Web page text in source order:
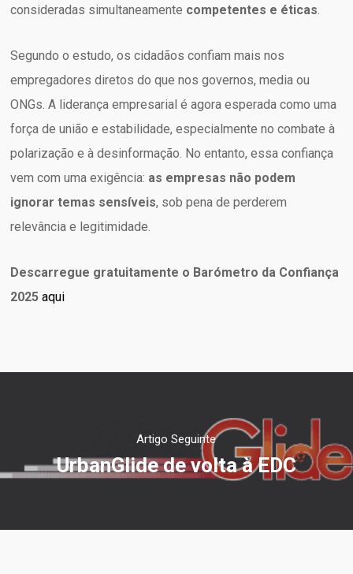
consideradas simultaneamente competentes e éticas.
Segundo o estudo, os cidadãos confiam mais nos
empregadores diretos do que nos governos, media ou
ONGs. A liderança empresarial é agora esperada como uma
força de união e estabilidade, especialmente no combate à
polarização e à desinformação. No entanto, essa confiança
vem com uma exigência: as empresas não podem
ignorar temas sensíveis, sob pena de perderem
relevância e legitimidade.
Descarregue gratuitamente o Barómetro da Confiança
2025 aqui
Artigo Seguinte
UrbanGlide de volta à EDC